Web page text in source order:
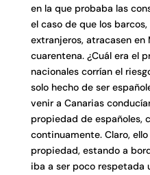
en la que probaba las
el caso de que los
extranjeros, atracasen en
cuarentena. ¿Cuál era el
nacionales corrían el
solo hecho de ser
venir a Canarias
propiedad de españoles,
continuamente. Claro,
propiedad, estando a
iba a ser poco respetada